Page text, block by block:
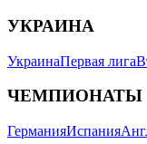
УКРАИНА
УкраинаПервая лига
ЧЕМПИОНАТЫ
ГерманияИспания